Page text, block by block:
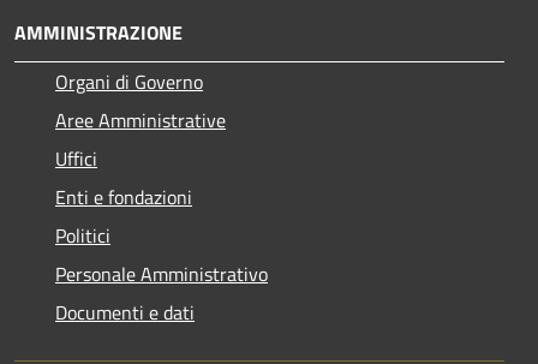
AMMINISTRAZIONE
Organi di Governo
Aree Amministrative
Uffici
Enti e fondazioni
Politici
Personale Amministrativo
Documenti e dati